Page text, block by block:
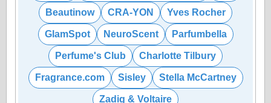
Beautinow CRA-YON Yves Rocher
GlamSpot NeuroScent Parfumbella
Perfume's Club Charlotte Tilbury
Fragrance.com Sisley Stella McCartney
Zadig & Voltaire